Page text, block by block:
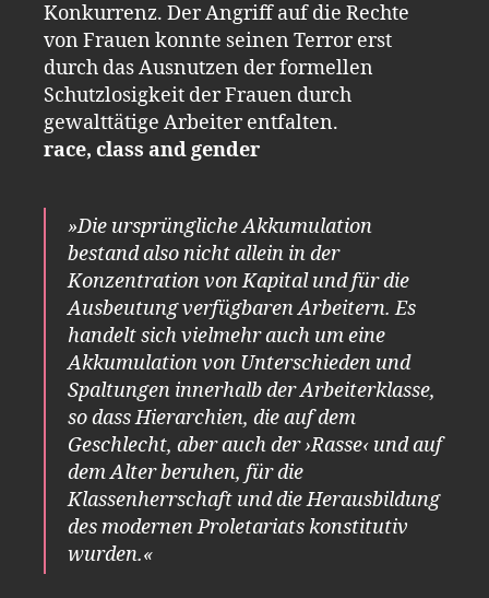
Konkurrenz. Der Angriff auf die Rechte
von Frauen konnte seinen Terror erst
durch das Ausnutzen der formellen
Schutzlosigkeit der Frauen durch
gewalttätige Arbeiter entfalten.
race, class and gender
»Die ursprüngliche Akkumulation
bestand also nicht allein in der
Konzentration von Kapital und für die
Ausbeutung verfügbaren Arbeitern. Es
handelt sich vielmehr auch um eine
Akkumulation von Unterschieden und
Spaltungen innerhalb der Arbeiterklasse,
so dass Hierarchien, die auf dem
Geschlecht, aber auch der ›Rasse‹ und auf
dem Alter beruhen, für die
Klassenherrschaft und die Herausbildung
des modernen Proletariats konstitutiv
wurden.«